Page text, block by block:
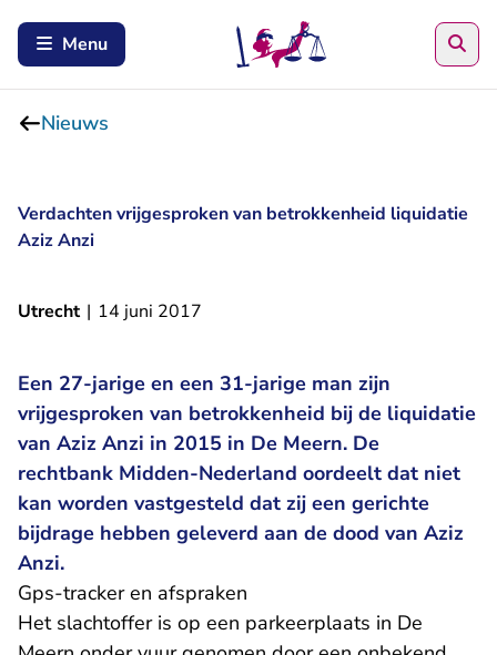
Menu
Nieuws
Verdachten vrijgesproken van betrokkenheid liquidatie
Aziz Anzi
Utrecht | 14 juni 2017
Een 27-jarige en een 31-jarige man zijn
vrijgesproken van betrokkenheid bij de liquidatie
van Aziz Anzi in 2015 in De Meern. De
rechtbank Midden-Nederland oordeelt dat niet
kan worden vastgesteld dat zij een gerichte
bijdrage hebben geleverd aan de dood van Aziz
Anzi.
Gps-tracker en afspraken
Het slachtoffer is op een parkeerplaats in De